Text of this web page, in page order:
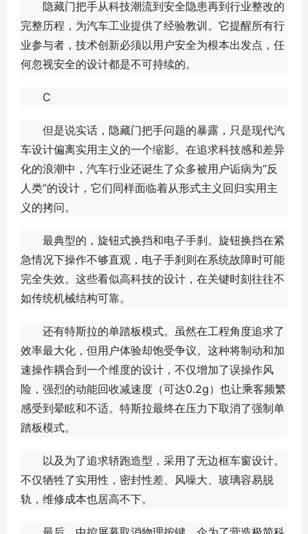
隐藏门把手从科技潮流到安全隐患再到行业整改的
完整历程，为汽车工业提供了经验教训。它提醒所有行
业参与者，技术创新必须以用户安全为根本出发点，任
何忽视安全的设计都是不可持续的。
C
但是说实话，隐藏门把手问题的暴露，只是现代汽
车设计偏离实用主义的一个缩影。在追求科技感和差异
化的浪潮中，汽车行业还诞生了众多被用户诟病为“反
人类”的设计，它们同样面临着从形式主义回归实用主
义的拷问。
最典型的，旋钮式换挡和电子手刹。旋钮换挡在紧
急情况下操作不够直观，电子手刹则在系统故障时可能
完全失效。这些看似高科技的设计，在关键时刻往往不
如传统机械结构可靠。
还有特斯拉的单踏板模式。虽然在工程角度追求了
效率最大化，但用户体验却饱受争议。这种将制动和加
速操作耦合到一个维度的设计，不仅增加了误操作风
险，强烈的动能回收减速度（可达0.2g）也让乘客频繁
感受到晕眩和不适。特斯拉最终在压力下取消了强制单
踏板模式。
以及为了追求轿跑造型，采用了无边框车窗设计。
不仅牺牲了实用性，密封性差、风噪大、玻璃容易脱
轨，维修成本也居高不下。